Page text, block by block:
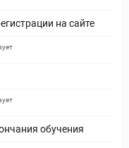
на сайте
обучения